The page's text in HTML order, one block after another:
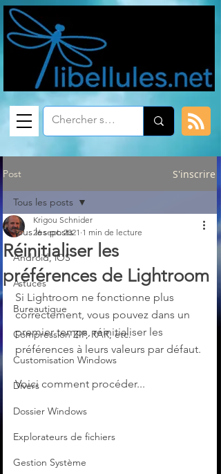
Post S'inscrire
Tous les posts
Android, iOS
Astuces
Bureautique
Compression ZIP, RAR, etc.
Customisation Windows
Divers
Dossier Windows
Explorateurs de fichiers
Gestion Système
Tous les posts
Réinitialiser les
préférences de Lightroom
Krigou Schnider
26 sept. 2021 1 min de lecture
Si Lightroom ne fonctionne plus
correctement, vous pouvez dans un
premier temps, réinitialiser les
préférences à leurs valeurs par défaut.
Voici comment procéder...